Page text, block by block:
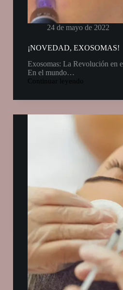
24 de mayo de 2022
¡NOVEDAD, EXOSOMAS!
Exosomas: La Revolución en
En el mundo…
Continuar leyendo